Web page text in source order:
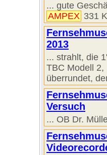
... gute
AMPEX 331
2013
... strahlt, die
TBC Modell
überrundet,
Versuch
... OB Dr.